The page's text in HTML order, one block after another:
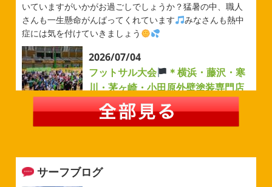
いていますがいかがお過ごしでしょうか？猛暑の中、職人
さんも一生懸命がんばってくれています
みなさんも熱中
症には気を付けていきましょう
2026/07/04
フットサル大会
＊横浜・藤沢・寒
川・茅ヶ崎・小田原外壁塗装専門店
＊
みなさんこんにちは(#^.^#)
例年より過ごしやすい気温が
続いていますがいかがお過ごしでしょうか？先日は毎年恒
運動する機会が少ないのでいい運動になりました
来週
から ...サーフブログ